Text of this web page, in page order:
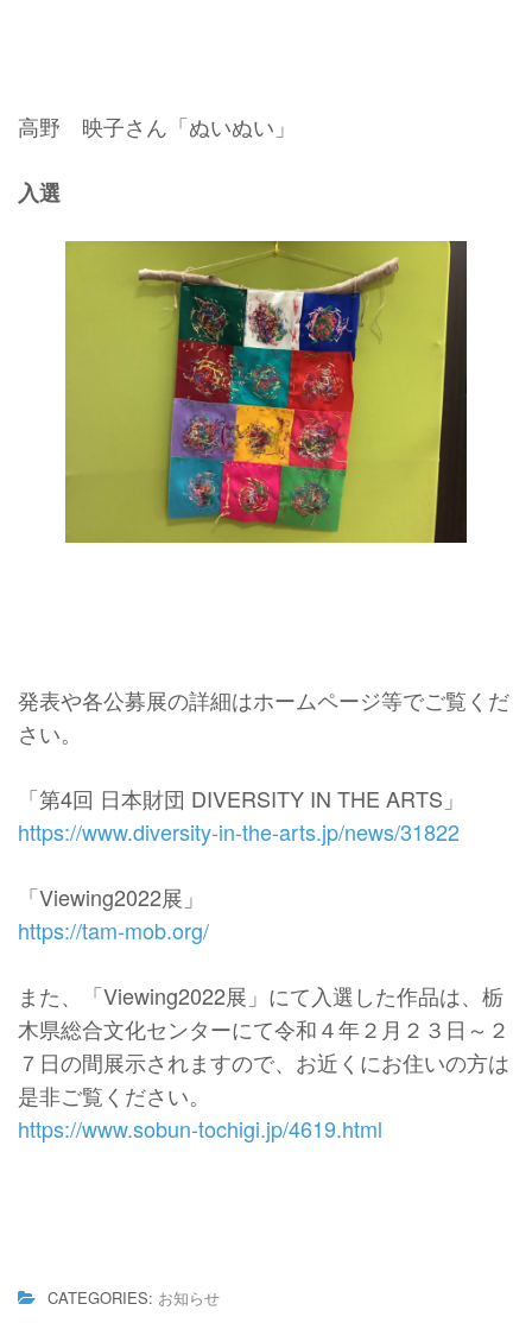
高野 映子さん「ぬいぬい」
入選
発表や各公募展の詳細はホームページ等でご覧くだ
さい。
「第4回 日本財団 DIVERSITY IN THE ARTS」
https://www.diversity-in-the-arts.jp/news/31822
「Viewing2022展」
https://tam-mob.org/
また、「Viewing2022展」にて入選した作品は、栃
木県総合文化センターにて令和４年２月２３日～２
７日の間展示されますので、お近くにお住いの方は
是非ご覧ください。
https://www.sobun-tochigi.jp/4619.html
CATEGORIES: お知らせ